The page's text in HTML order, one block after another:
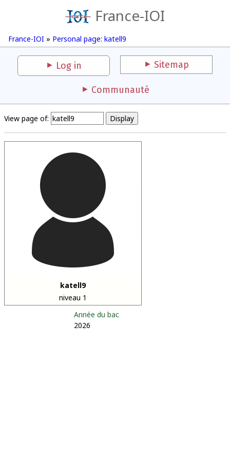
France-IOI
France-IOI » Personal page: katell9
Log in Sitemap
Communauté
View page of:
katell9
niveau 1
Année du bac
2026